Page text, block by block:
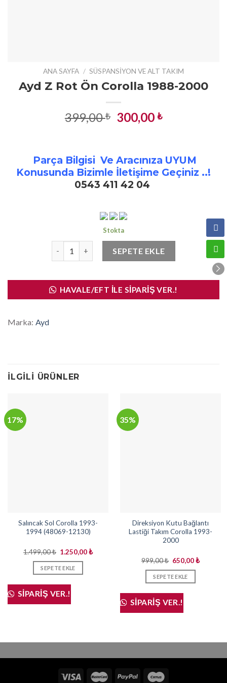
ANA SAYFA / SÜSPANSIYON VE ALT TAKIM
Ayd Z Rot Ön Corolla 1988-2000
399,00₺ Orijinal
fiyat:
300,00₺Şu
300,00 ₺.
Parça Bilgisi Ve Aracınıza UYUM
Konusunda Bizimle İletişime Geçiniz ..!
0543 411 42 04
Stokta
SEPETE EKLE
HAVALE/EFT İLE SIPARIŞ VER.!
Marka: Ayd
İLGILI ÜRÜNLER
17%
Salıncak Sol Corolla 1993-
1994 (48069-12130)
1.499,00₺ Orijinal
1.499,00 ₺.
1.250,00₺Şu
SEPETE EKLE
SIPARIŞ VER.!
35%
Direksiyon Kutu Bağlantı
Lastiği Takım Corolla 1993-
2000
999,00₺ Orijinal
fiyat:
999,00 ₺.
650,00₺Şu
SEPETE EKLE
SIPARIŞ VER.!